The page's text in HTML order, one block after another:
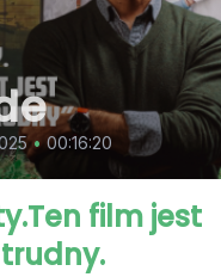
• 00:16:20
film jest